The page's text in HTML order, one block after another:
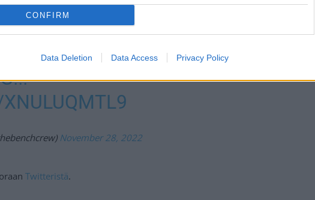
CONFIRM
Data Deletion Data Access Privacy Policy
– katso video
November 28, 2022
Twitteristä.